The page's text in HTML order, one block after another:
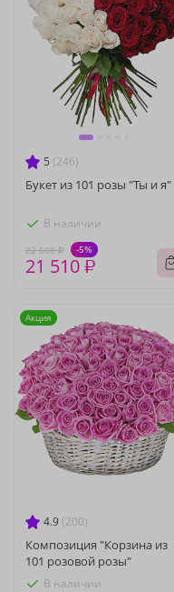
5 (246)
Букет из 101 розы "Ты и я"
В наличии
22 600 ₽ -5%
21 510 ₽
4.9 (200)
Композиция "Корзина из
101 розовой розы"
В наличии
Акция